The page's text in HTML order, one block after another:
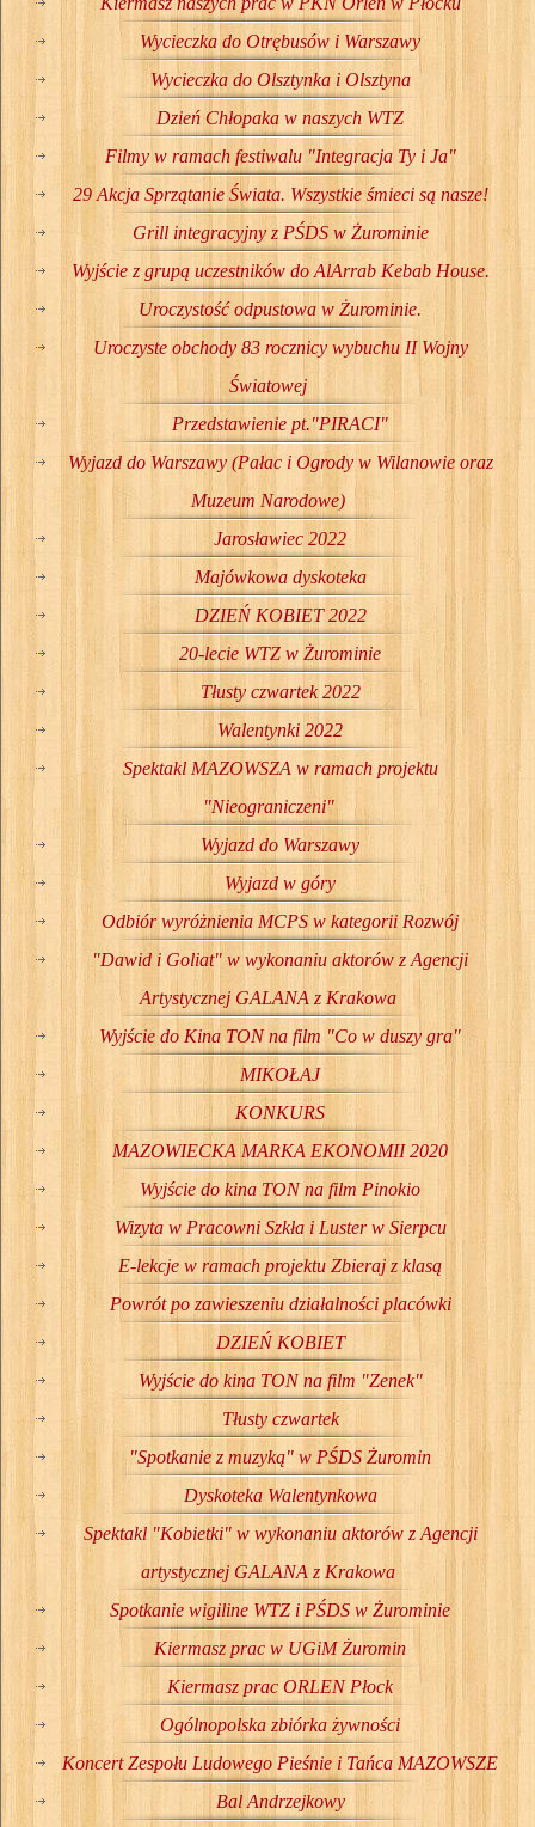
Wycieczka do Otrębusów i Warszawy
Wycieczka do Olsztynka i Olsztyna
Dzień Chłopaka w naszych WTZ
Filmy w ramach festiwalu "Integracja Ty i Ja"
29 Akcja Sprzątanie Świata. Wszystkie śmieci są nasze!
Grill integracyjny z PŚDS w Żurominie
Wyjście z grupą uczestników do AlArrab Kebab House.
Uroczystość odpustowa w Żurominie.
Uroczyste obchody 83 rocznicy wybuchu II Wojny
Światowej
Przedstawienie pt."PIRACI"
Wyjazd do Warszawy (Pałac i Ogrody w Wilanowie oraz
Muzeum Narodowe)
Jarosławiec 2022
Majówkowa dyskoteka
DZIEŃ KOBIET 2022
20-lecie WTZ w Żurominie
Tłusty czwartek 2022
Walentynki 2022
Spektakl MAZOWSZA w ramach projektu
"Nieograniczeni"
Wyjazd do Warszawy
Wyjazd w góry
Odbiór wyróżnienia MCPS w kategorii Rozwój
"Dawid i Goliat" w wykonaniu aktorów z Agencji
Artystycznej GALANA z Krakowa
Wyjście do Kina TON na film "Co w duszy gra"
MIKOŁAJ
KONKURS
MAZOWIECKA MARKA EKONOMII 2020
Wyjście do kina TON na film Pinokio
Wizyta w Pracowni Szkła i Luster w Sierpcu
E-lekcje w ramach projektu Zbieraj z klasą
Powrót po zawieszeniu działalności placówki
DZIEŃ KOBIET
Wyjście do kina TON na film "Zenek"
Tłusty czwartek
"Spotkanie z muzyką" w PŚDS Żuromin
Dyskoteka Walentynkowa
Spektakl "Kobietki" w wykonaniu aktorów z Agencji
artystycznej GALANA z Krakowa
Spotkanie wigiline WTZ i PŚDS w Żurominie
Kiermasz prac w UGiM Żuromin
Kiermasz prac ORLEN Płock
Ogólnopolska zbiórka żywności
Koncert Zespołu Ludowego Pieśnie i Tańca MAZOWSZE
Bal Andrzejkowy